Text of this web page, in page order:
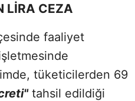
LİRA CEZA
faaliyet
tüketicilerden 69
tahsil edildiği